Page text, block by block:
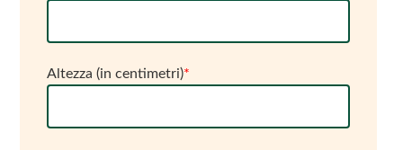
Altezza (in centimetri)*